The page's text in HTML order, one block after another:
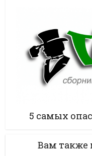
5 самых
Вам также